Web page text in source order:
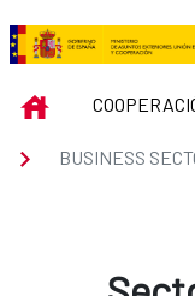
Skip to Main Content
BUSINESS
INICIO
BUSINESS